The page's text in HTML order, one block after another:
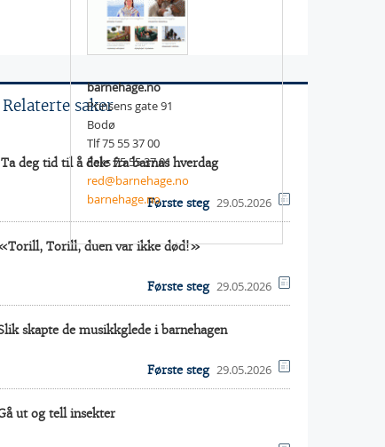
barnehage.no
Prinsens gate 91
Bodø
Tlf 75 55 37 00
Faks 75 55 37 01
red@barnehage.no
barnehage.no
Relaterte saker
 Ta deg tid til å dele fra barnas hverdag
Første steg 29.05.2026
Torill, duen var ikke død!»
Første steg 29.05.2026
skapte de musikkglede i barnehagen
Første steg 29.05.2026
ut og tell insekter